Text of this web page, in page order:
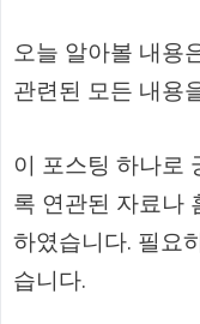
오늘 알아볼 내용
관련된 모든 내용
이 포스팅 하나로
록 연관된 자료나
하였습니다. 필요
습니다.